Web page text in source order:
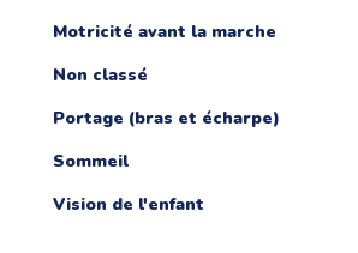
Motricité avant la marche
Non classé
Portage (bras et écharpe)
Sommeil
Vision de l'enfant